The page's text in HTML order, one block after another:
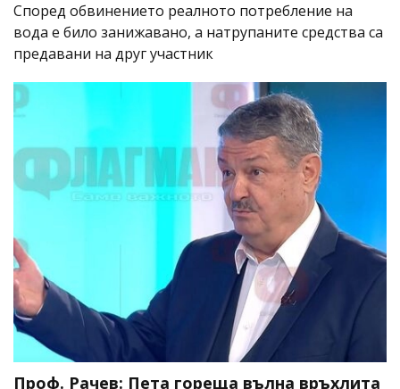
Според обвинението реалното потребление на
вода е било занижавано, а натрупаните средства са
предавани на друг участник
Проф. Рачев: Пета гореща вълна връхлита